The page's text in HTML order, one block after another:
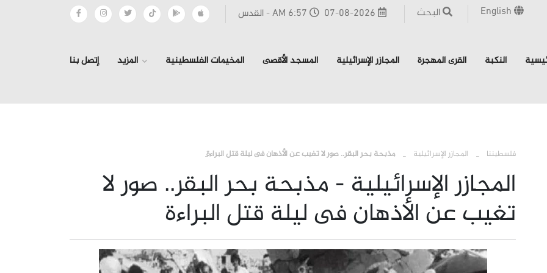
07-08-2026 6:57 AM - القدس البحث
النكبة القرى المهجرة المجازر الإسرائيلية المسجد الأقصى المخيمات الفلسطينية المزيد إتصل بنا
فلسطيننا › المجازر الإسرائيلية مذبحة بحر البقر.. صور لا تغيب عن الأذهان فى ليلة قتل البراءة
المجازر الإسرائيلية - مذبحة بحر البقر.. صور لا
تغيب عن الأذهان فى ليلة قتل البراءة